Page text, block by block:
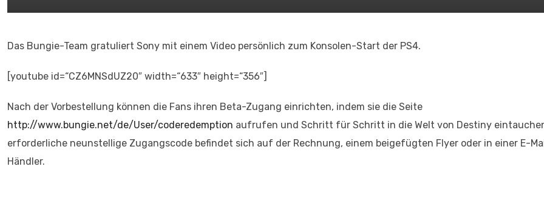
Das Bungie-Team gratuliert Sony mit einem Video persönlich zum Konsolen-Start der PS4.
[youtube id=“CZ6MNSdUZ20″ width=“633″ height=“356″]
Nach der Vorbestellung können die Fans ihren Beta-Zugang einrichten, indem sie die Seite
http://www.bungie.net/de/User/coderedemption aufrufen und Schritt für Schritt in die Welt von Destiny
erforderliche neunstellige Zugangscode befindet sich auf der Rechnung, einem beigefügten Flyer oder in einer E-
Händler.